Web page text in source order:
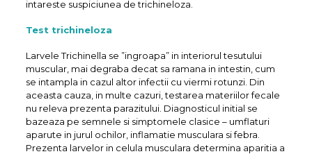
intareste suspiciunea de trichineloza.
Test trichineloza
Larvele Trichinella se ”ingroapa” in interiorul tesutului
muscular, mai degraba decat sa ramana in intestin, cum
se intampla in cazul altor infectii cu viermi rotunzi. Din
aceasta cauza, in multe cazuri, testarea materiilor fecale
nu releva prezenta parazitului. Diagnosticul initial se
bazeaza pe semnele si simptomele clasice – umflaturi
aparute in jurul ochilor, inflamatie musculara si febra.
Prezenta larvelor in celula musculara determina aparitia a